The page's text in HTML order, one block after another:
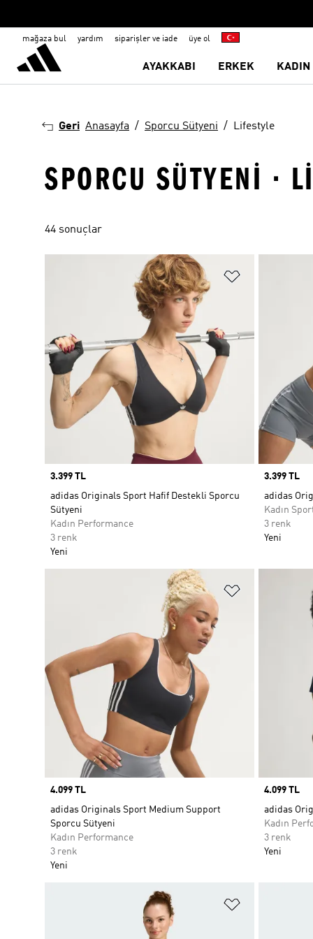
mağaza bul yardım siparişler ve iade üye ol
AYAKKABI ERKEK KADIN
Geri Anasayfa Sporcu Sütyeni Lifestyle
SPORCU SÜTYENI ·
44 sonuçlar
Favori
Price
3.399 TL
adidas Originals Sport Hafif Destekli Sporcu
Sütyeni
Kadın Performance
3 renk
Yeni
Price
3.399 TL
adidas
Kadın
3 renk
Yeni
Favori
Price
4.099 TL
adidas Originals Sport Medium Support
Sporcu Sütyeni
Kadın Performance
3 renk
Yeni
Price
4.099 TL
adidas
Kadın
3 renk
Yeni